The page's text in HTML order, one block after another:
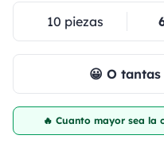
10 piezas
😀 O
🔥 Cuanto mayor sea la